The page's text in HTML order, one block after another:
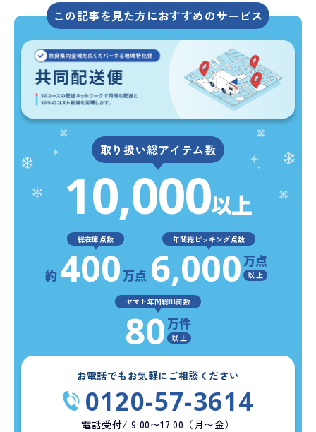
この記事を見た方におすすめのサービス
取り扱い総アイテム数
10,000以上
総在庫点数
約 400 万点
年間総ピッキング点数
6,000 万点
以 上
ヤマト年間総出荷数
80 万件
以 上
お電話でもお気軽にご相談ください
0120-57-3614
電話受付/ 9:00〜17:00（月〜金）